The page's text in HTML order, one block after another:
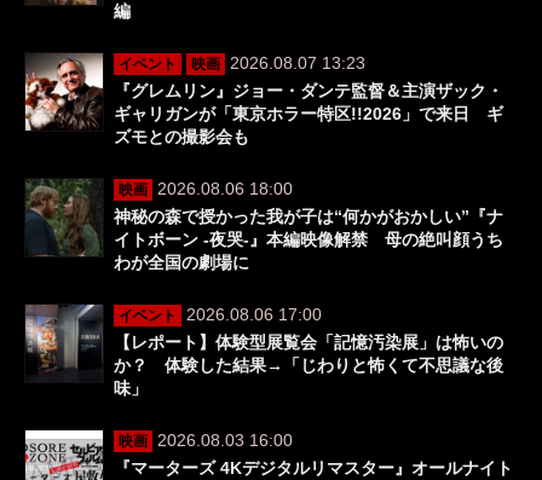
編
イベント 映画
2026.08.07 13:23
『グレムリン』ジョー・ダンテ監督＆主演ザック・
ギャリガンが「東京ホラー特区!!2026」で来日 ギ
ズモとの撮影会も
映画
2026.08.06 18:00
神秘の森で授かった我が子は“何かがおかしい”『ナ
イトボーン -夜哭-』本編映像解禁 母の絶叫顔うち
わが全国の劇場に
イベント
2026.08.06 17:00
【レポート】体験型展覧会「記憶汚染展」は怖いの
か？ 体験した結果→「じわりと怖くて不思議な後
味」
映画
2026.08.03 16:00
『マーターズ 4Kデジタルリマスター』オールナイト